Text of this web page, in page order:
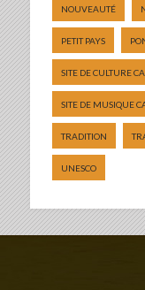
NOUVEAUTÉ
PETIT PAYS
SITE DE CULTURE
SITE DE MUSIQUE
TRADITION
UNESCO